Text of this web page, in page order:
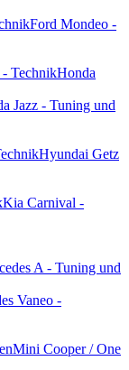
Ford Mondeo -
TechnikHonda
Jazz - Tuning und
Hyundai Getz
Kia Carnival -
A - Tuning und
Vaneo -
Mini Cooper / One